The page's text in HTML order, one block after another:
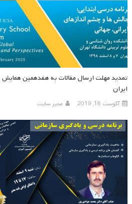
تمدید مهلت ارسال مقالات به هفدهمین همایش
ایران
آگوست 18, 2019 مدیر سایت